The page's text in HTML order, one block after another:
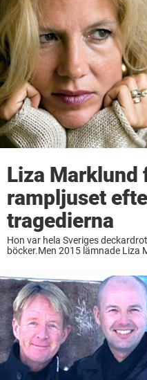
Liza Marklund
rampljuset
tragedierna
Hon var hela Sveriges
böcker.Men 2015 lämnade Liza